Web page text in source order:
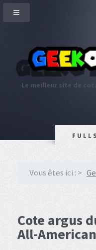
Le meilleur site de
Vous êtes ici :
Cote argus
All-